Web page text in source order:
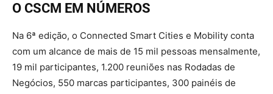
O CSCM EM NÚMEROS
Na 6ª edição, o Connected Smart Cities e Mobility conta
com um alcance de mais de 15 mil pessoas mensalmente,
19 mil participantes, 1.200 reuniões nas Rodadas de
Negócios, 550 marcas participantes, 300 painéis de